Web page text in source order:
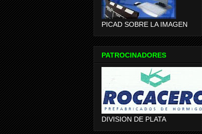
PICAD SOBRE LA IMAGEN
PATROCINADORES
DIVISION DE PLATA